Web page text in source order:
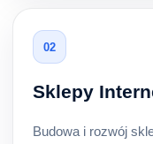
02
Sklepy
Budowa i rozwój